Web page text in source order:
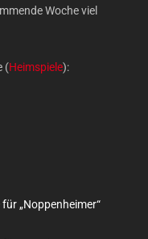
Woche viel
(Heimspiele):
„Noppenheimer“